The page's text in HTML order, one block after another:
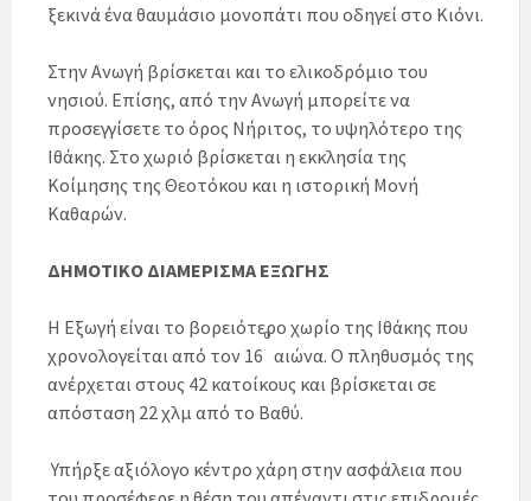
ξεκινά ένα θαυμάσιο μονοπάτι που οδηγεί στο Κιόνι.
Στην Ανωγή βρίσκεται και το ελικοδρόμιο του
νησιού. Επίσης, από την Ανωγή μπορείτε να
προσεγγίσετε το όρος Νήριτος, το υψηλότερο της
Ιθάκης. Στο χωριό βρίσκεται η εκκλησία της
Κοίμησης της Θεοτόκου και η ιστορική Μονή
Καθαρών.
ΔΗΜΟΤΙΚΟ ΔΙΑΜΕΡΙΣΜΑ ΕΞΩΓΗΣ
Η Εξωγή είναι το βορειότερο χωρίο της Ιθάκης που
χρονολογείται από τον 16
ο
αιώνα. Ο πληθυσμός της
ανέρχεται στους 42 κατοίκους και βρίσκεται σε
απόσταση 22 χλμ από το Βαθύ.
Υπήρξε αξιόλογο κέντρο χάρη στην ασφάλεια που